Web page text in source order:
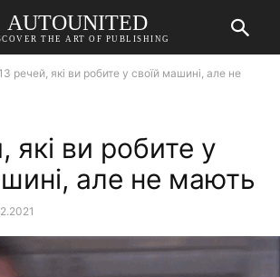
AUTOUNITED
THE ART OF PUBLISHING
13 речей, які ви робите у своїй машині, але не
які ви робите у
але не мають